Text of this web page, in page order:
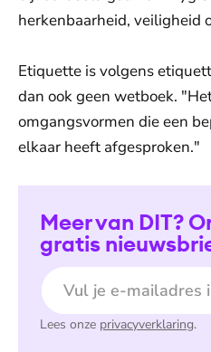
herkenbaarheid, veiligheid
Etiquette is volgens
dan ook geen wetboek.
omgangsvormen die een
elkaar heeft afgesproken."
Meer van DIT?
gratis
E-mailadres
Lees onze privacyverklaring.